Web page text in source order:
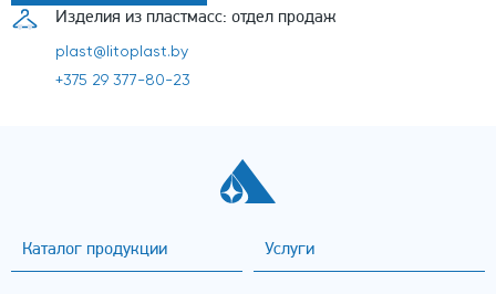
Изделия из пластмасс: отдел продаж
plast@litoplast.by
+375 29 377-80-23
Каталог продукции Услуги